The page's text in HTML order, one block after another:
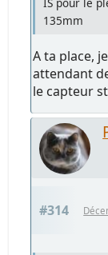
IS pour le
135mm
A ta place,
attendant
le capteur
#314